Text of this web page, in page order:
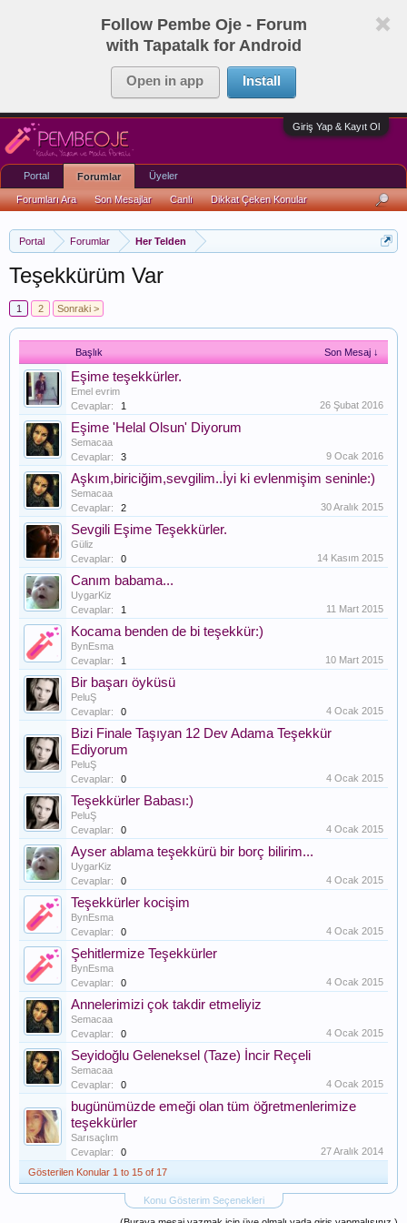
Follow Pembe Oje - Forum
with Tapatalk for Android
Open in app Install
Giriş Yap & Kayıt Ol
Portal Forumlar Her Telden
Teşekkürüm Var
1 2 Sonraki >
Başlık Son Mesaj ↓
Eşime teşekkürler.
Emel evrim
Cevaplar:
1 26 Şubat 2016
Eşime 'Helal Olsun' Diyorum
Semacaa
Cevaplar:
3 9 Ocak 2016
Aşkım,biriciğim,sevgilim..İyi ki evlenmişim seninle:)
Semacaa
Cevaplar:
2 30 Aralık 2015
Sevgili Eşime Teşekkürler.
Güliz
Cevaplar:
0 14 Kasım 2015
Canım babama...
UygarKiz
Cevaplar:
1 11 Mart 2015
Kocama benden de bi teşekkür:)
BynEsma
Cevaplar:
1 10 Mart 2015
Bir başarı öyküsü
PeluŞ
Cevaplar:
0 4 Ocak 2015
Bizi Finale Taşıyan 12 Dev Adama Teşekkür
Ediyorum
PeluŞ
Cevaplar:
0 4 Ocak 2015
Teşekkürler Babası:)
PeluŞ
Cevaplar:
0 4 Ocak 2015
Ayser ablama teşekkürü bir borç bilirim...
UygarKiz
Cevaplar:
0 4 Ocak 2015
Teşekkürler kocişim
BynEsma
Cevaplar:
0 4 Ocak 2015
Şehitlermize Teşekkürler
BynEsma
Cevaplar:
0 4 Ocak 2015
Annelerimizi çok takdir etmeliyiz
Semacaa
Cevaplar:
0 4 Ocak 2015
Seyidoğlu Geleneksel (Taze) İncir Reçeli
Semacaa
Cevaplar:
0 4 Ocak 2015
bugünümüzde emeği olan tüm öğretmenlerimize
teşekkürler
Sarısaçlım
Cevaplar:
0
27 Aralık 2014
Gösterilen Konular 1 to 15 of 17
Konu Gösterim Seçenekleri
Portal Forumlar
Forumları Ara Son Mesajlar Canlı Dikkat Çeken Konular
Üyeler